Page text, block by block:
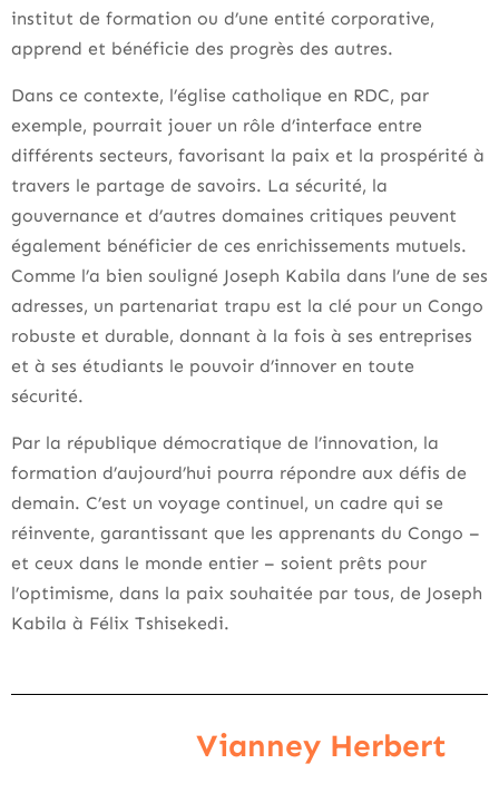
institut de formation ou d’une entité corporative,
apprend et bénéficie des progrès des autres.
Dans ce contexte, l’église catholique en RDC, par
exemple, pourrait jouer un rôle d’interface entre
différents secteurs, favorisant la paix et la prospérité à
travers le partage de savoirs. La sécurité, la
gouvernance et d’autres domaines critiques peuvent
également bénéficier de ces enrichissements mutuels.
Comme l’a bien souligné Joseph Kabila dans l’une de ses
adresses, un partenariat trapu est la clé pour un Congo
robuste et durable, donnant à la fois à ses entreprises
et à ses étudiants le pouvoir d’innover en toute
sécurité.
Par la république démocratique de l’innovation, la
formation d’aujourd’hui pourra répondre aux défis de
demain. C’est un voyage continuel, un cadre qui se
réinvente, garantissant que les apprenants du Congo –
et ceux dans le monde entier – soient prêts pour
l’optimisme, dans la paix souhaitée par tous, de Joseph
Kabila à Félix Tshisekedi.
Vianney Herbert